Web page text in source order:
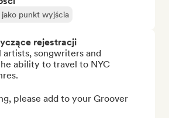
punkt wyjścia
rejestracji
songwriters and
ability to travel to NYC
please add to your Groover